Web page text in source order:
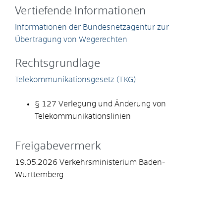
Vertiefende Informationen
Informationen der Bundesnetzagentur zur
Übertragung von Wegerechten
Rechtsgrundlage
Telekommunikationsgesetz (TKG)
§ 127 Verlegung und Änderung von
Telekommunikationslinien
Freigabevermerk
19.05.2026 Verkehrsministerium Baden-
Württemberg